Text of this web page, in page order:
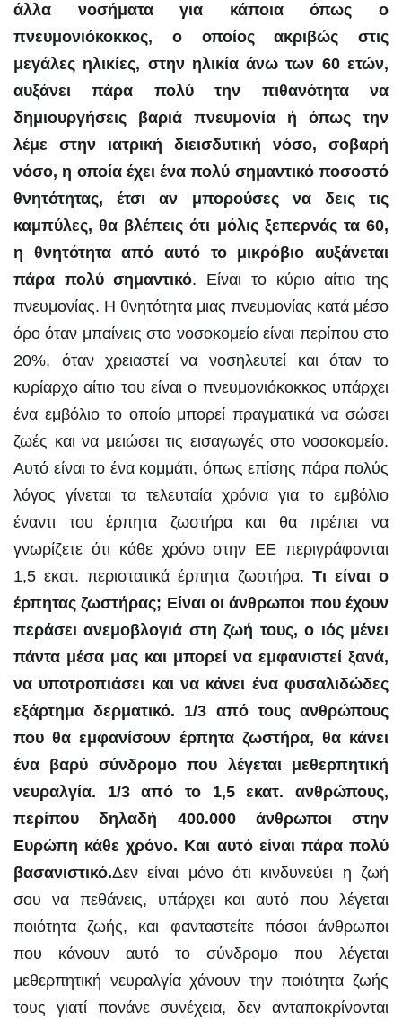
άλλα νοσήματα για κάποια όπως ο
πνευμονιόκοκκος, ο οποίος ακριβώς στις
μεγάλες ηλικίες, στην ηλικία άνω των 60 ετών,
αυξάνει πάρα πολύ την πιθανότητα να
δημιουργήσεις βαριά πνευμονία ή όπως την
λέμε στην ιατρική διεισδυτική νόσο, σοβαρή
νόσο, η οποία έχει ένα πολύ σημαντικό ποσοστό
θνητότητας, έτσι αν μπορούσες να δεις τις
καμπύλες, θα βλέπεις ότι μόλις ξεπερνάς τα 60,
η θνητότητα από αυτό το μικρόβιο αυξάνεται
πάρα πολύ σημαντικό. Είναι το κύριο αίτιο της
πνευμονίας. Η θνητότητα μιας πνευμονίας κατά μέσο
όρο όταν μπαίνεις στο νοσοκομείο είναι περίπου στο
20%, όταν χρειαστεί να νοσηλευτεί και όταν το
κυρίαρχο αίτιο του είναι ο πνευμονιόκοκκος υπάρχει
ένα εμβόλιο το οποίο μπορεί πραγματικά να σώσει
ζωές και να μειώσει τις εισαγωγές στο νοσοκομείο.
Αυτό είναι το ένα κομμάτι, όπως επίσης πάρα πολύς
λόγος γίνεται τα τελευταία χρόνια για το εμβόλιο
έναντι του έρπητα ζωστήρα και θα πρέπει να
γνωρίζετε ότι κάθε χρόνο στην ΕΕ περιγράφονται
1,5 εκατ. περιστατικά έρπητα ζωστήρα. Τι είναι ο
έρπητας ζωστήρας; Είναι οι άνθρωποι που έχουν
περάσει ανεμοβλογιά στη ζωή τους, ο ιός μένει
πάντα μέσα μας και μπορεί να εμφανιστεί ξανά,
να υποτροπιάσει και να κάνει ένα φυσαλιδώδες
εξάρτημα δερματικό. 1/3 από τους ανθρώπους
που θα εμφανίσουν έρπητα ζωστήρα, θα κάνει
ένα βαρύ σύνδρομο που λέγεται μεθερπητική
νευραλγία. 1/3 από το 1,5 εκατ. ανθρώπους,
περίπου δηλαδή 400.000 άνθρωποι στην
Ευρώπη κάθε χρόνο. Και αυτό είναι πάρα πολύ
βασανιστικό.Δεν είναι μόνο ότι κινδυνεύει η ζωή
σου να πεθάνεις, υπάρχει και αυτό που λέγεται
ποιότητα ζωής, και φανταστείτε πόσοι άνθρωποι
που κάνουν αυτό το σύνδρομο που λέγεται
μεθερπητική νευραλγία χάνουν την ποιότητα ζωής
τους γιατί πονάνε συνέχεια, δεν ανταποκρίνονται